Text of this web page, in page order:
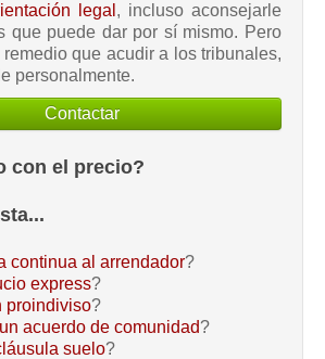
legal , incluso aconsejarle
que puede dar por sí mismo. Pero
que acudir a los tribunales,
personalmente.
Contactar
con el precio?
continua al arrendador?
express?
proindiviso?
acuerdo de comunidad?
suelo?